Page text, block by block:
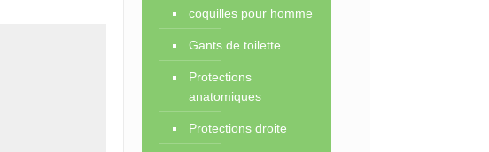
coquilles pour homme
Gants de toilette
Protections
anatomiques
Protections droite